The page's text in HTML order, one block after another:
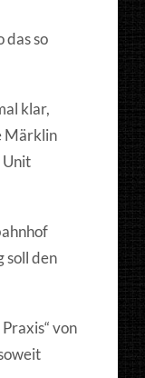
das so
klar,
Märklin
Unit
soll den
von